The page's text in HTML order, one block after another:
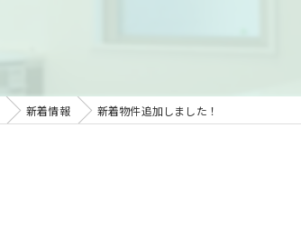
新着情報 新着物件追加しました！